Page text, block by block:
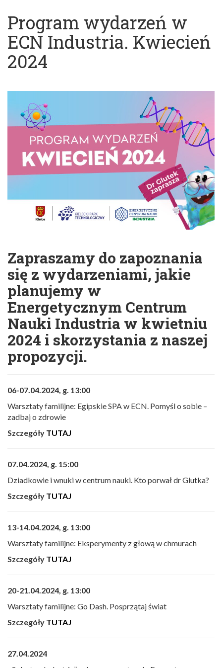
Program wydarzeń w
ECN Industria. Kwiecień
2024
Zapraszamy do zapoznania
się z wydarzeniami, jakie
planujemy w
Energetycznym Centrum
Nauki Industria w kwietniu
2024 i skorzystania z naszej
propozycji.
06-07.04.2024, g. 13:00
Warsztaty familijne: Egipskie SPA w ECN. Pomyśl o sobie –
zadbaj o zdrowie
Szczegóły TUTAJ
07.04.2024, g. 15:00
Dziadkowie i wnuki w centrum nauki. Kto porwał dr Glutka?
Szczegóły TUTAJ
13-14.04.2024, g. 13:00
Warsztaty familijne: Eksperymenty z głową w chmurach
Szczegóły TUTAJ
20-21.04.2024, g. 13:00
Warsztaty familijne: Go Dash. Posprzątaj świat
Szczegóły TUTAJ
27.04.2024